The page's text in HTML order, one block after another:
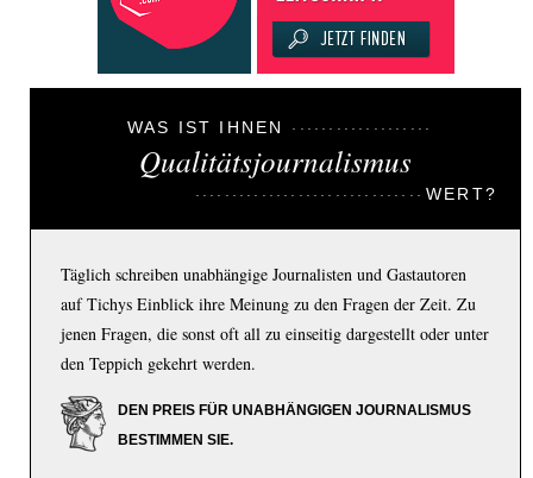
WAS IST IHNEN
Qualitätsjournalismus
WERT?
Täglich schreiben unabhängige Journalisten und Gastautoren
auf Tichys Einblick ihre Meinung zu den Fragen der Zeit. Zu
jenen Fragen, die sonst oft all zu einseitig dargestellt oder unter
den Teppich gekehrt werden.
DEN PREIS FÜR UNABHÄNGIGEN JOURNALISMUS
BESTIMMEN SIE.